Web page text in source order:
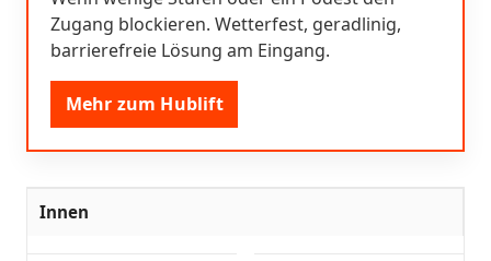
Zugang blockieren. Wetterfest, geradlinig,
barrierefreie Lösung am Eingang.
Mehr zum Hublift
Innen